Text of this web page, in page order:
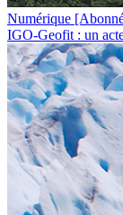
Numérique
IGO-Geofit : un